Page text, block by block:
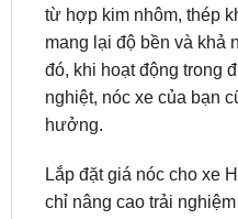
từ hợp kim nhôm, thép
mang lại độ bền và khả
đó, khi hoạt động trong
nghiệt, nóc xe của bạn
hưởng.
Lắp đặt giá nóc cho xe
chỉ nâng cao trải